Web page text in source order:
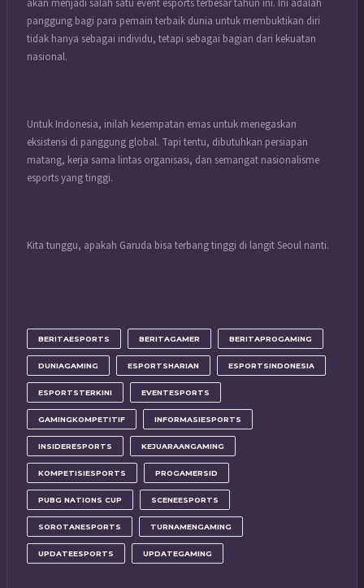
akan menjadi salah satu event esports terbesar tahun ini. Ini adalah
panggung bagi para pemain terbaik dunia untuk membuktikan diri
tidak hanya sebagai individu, tetapi sebagai bagian dari kekuatan
nasional.
Untuk Indonesia, inilah kesempatan emas untuk menegaskan
eksistensi di panggung global. Tapi tentu, dibutuhkan persiapan
matang, kerja sama lintas organisasi, dan semangat nasionalisme
esports yang tinggi.
Kita tunggu, apakah Garuda bisa terbang tinggi di langit Seoul nanti.
BERITAESPORTS BERITAGAMER BERITAPROGAMING
DUNIAGAMING ESPORTSHARIAN ESPORTSINDONESIA
ESPORTSTERKINI EVENTESPORTS
GAMINGKOMPETITIF INFORMASIESPORTS
INSIDERESPORTS KEJUARAANGAMING
KOMPETISIESPORTS PROGAMERSID
PUBG NATIONS CUP SCENEESPORTS
SOROTANESPORTS TURNAMENGAMING
UPDATEESPORTS UPDATEGAMING